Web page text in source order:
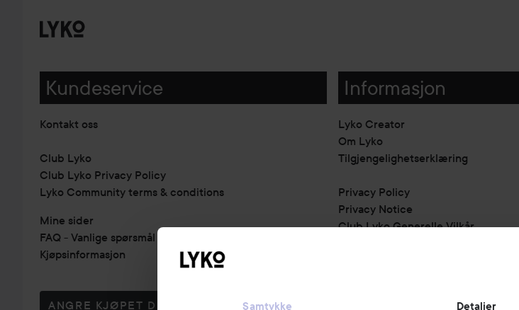
Samtykke Detaljer
Kundeservice
Kontakt oss
Club Lyko
Club Lyko Privacy Policy
Lyko Community terms & conditions
Mine sider
FAQ - Vanlige spørsmål & svar
Kjøpsinformasjon
ANGRE KJØPET DITT
Informasjon
Lyko Creator
Om Lyko
Tilgjengelighetserklæring
Privacy Policy
Privacy Notice
Club Lyko Generelle Vilkår